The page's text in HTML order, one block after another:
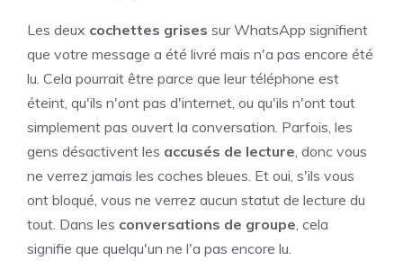
Les deux cochettes grises sur WhatsApp signifient
que votre message a été livré mais n'a pas encore été
lu. Cela pourrait être parce que leur téléphone est
éteint, qu'ils n'ont pas d'internet, ou qu'ils n'ont tout
simplement pas ouvert la conversation. Parfois, les
gens désactivent les accusés de lecture , donc vous
ne verrez jamais les coches bleues. Et oui, s'ils vous
ont bloqué, vous ne verrez aucun statut de lecture du
tout. Dans les conversations de groupe , cela
signifie que quelqu'un ne l'a pas encore lu.